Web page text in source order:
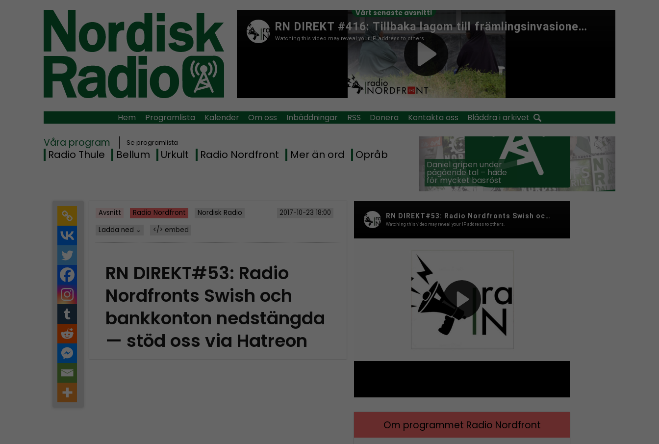
Vårt senaste avsnitt!
Hem Programlista Kalender Om oss Inbäddningar RSS Donera Kontakta oss Bläddra i arkivet
Våra program Se programlista
Radio Thule Bellum Urkult Radio Nordfront Mer än ord Opråb
Daniel gripen under
pågående tal – hade
för mycket basröst
Avsnitt Radio Nordfront Nordisk Radio
2017-10-23 18:00
Ladda ned ⇓
</> embed
RN DIREKT#53: Radio
Nordfronts Swish och
bankkonton nedstängda
— stöd oss via Hatreon
Om programmet Radio Nordfront